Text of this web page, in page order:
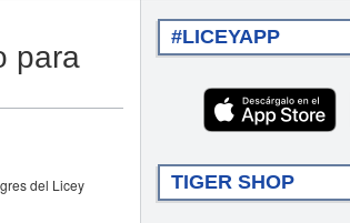
para
del Licey
#LICEYAPP
TIGER SHOP